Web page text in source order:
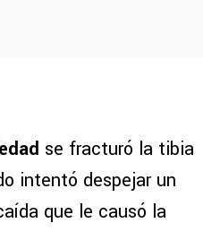
se fracturó la tibia
intentó despejar un
que le causó la